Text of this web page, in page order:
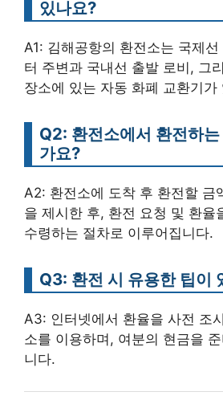
있나요?
A1: 김해공항의 환전소는 국제
터 주변과 국내선 출발 로비, 그
장소에 있는 자동 화폐 교환기가
Q2: 환전소에서 환전하
가요?
A2: 환전소에 도착 후 환전할 금
을 제시한 후, 환전 요청 및 환율
수령하는 절차로 이루어집니다.
Q3: 환전 시 유용한 팁이
A3: 인터넷에서 환율을 사전 조
소를 이용하며, 여분의 현금을
니다.